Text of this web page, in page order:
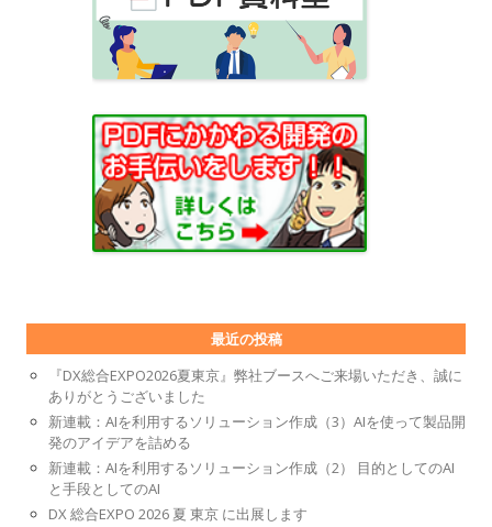
最近の投稿
『DX総合EXPO2026夏東京』弊社ブースへご来場いただき、誠に
ありがとうございました
新連載：AIを利用するソリューション作成（3）AIを使って製品開
発のアイデアを詰める
新連載：AIを利用するソリューション作成（2） 目的としてのAI
と手段としてのAI
DX 総合EXPO 2026 夏 東京 に出展します